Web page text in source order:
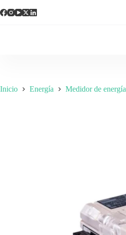
Inicio Energía Medidor de energía